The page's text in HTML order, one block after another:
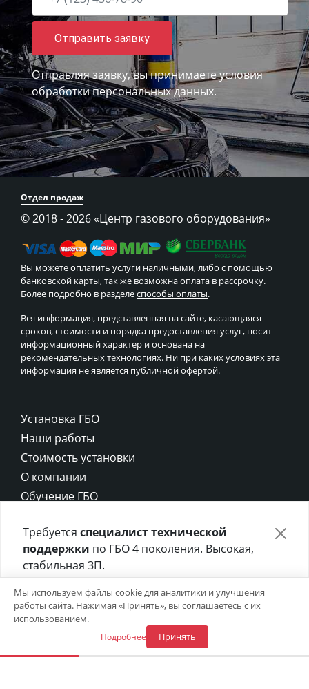
Отправить заявку
Отправляя заявку, вы принимаетеусловия
обработки персональных данных.
Отдел продаж
© 2018 - 2026 «Центр газового оборудования»
Вы можете оплатить услуги наличными, либо с помощью
банковской карты, так же возможна оплата в рассрочку.
Более подробно в разделеспособы оплаты.
Вся информация, представленная на сайте, касающаяся
сроков, стоимости и порядка предоставления услуг, носит
информационный характер и основана на
рекомендательных технологиях. Ни при каких условиях эта
информация не является публичной офертой.
Установка ГБО
Наши работы
Стоимость установки
О компании
Обучение ГБО
Карта сайта
Политика конфиденциальности
Политика cookie
Мы используем файлы cookie для аналитики и улучшения
работы сайта. Нажимая «Принять», вы соглашаетесь с их
использованием.
Подробнее Принять
Требуется специалист технической
поддержки по ГБО 4 поколения. Высокая,
стабильная ЗП.
Отправьте своё резюме в форме ниже 👇
Откликнуться на вакансию